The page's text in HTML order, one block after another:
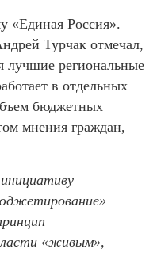
«Единая Россия».
Турчак отмечал,
лучшие региональные
в отдельных
бюджетных
мнения граждан,
«живым»,